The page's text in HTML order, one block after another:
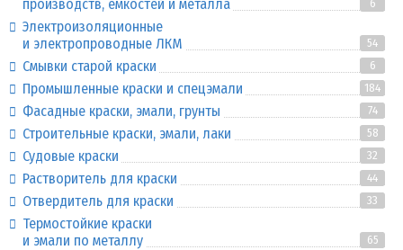
производств, емкостей и металла
6
Электроизоляционные
и электропроводные ЛКМ
54
Смывки старой краски 6
Промышленные краски и спецэмали 184
Фасадные краски, эмали, грунты 74
Строительные краски, эмали, лаки 58
Судовые краски 32
Растворитель для краски 44
Отвердитель для краски 33
Термостойкие краски
и эмали по металлу
65